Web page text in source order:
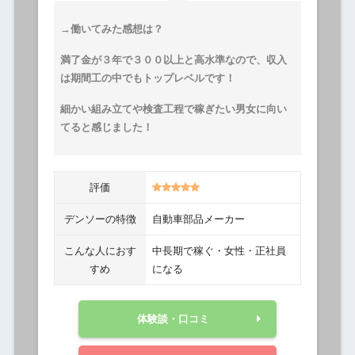
→働いてみた感想は？
満了金が３年で３００以上と高水準なので、収入
は期間工の中でもトップレベルです！
細かい組み立てや検査工程で稼ぎたい男女に向い
てると感じました！
評価
デンソーの特徴 自動車部品メーカー
こんな人におす
すめ
中長期で稼ぐ・女性・正社員
になる
体験談・口コミ